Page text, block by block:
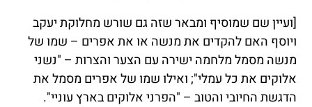
[ועיין שם שמוסיף ומבאר שזה גם שורש מחלוקת יעקב
ויוסף האם להקדים את מנשה או את אפרים – שמו של
מנשה מסמל מלחמה ישירה עם הצער והצרות – "נשני
אלוקים את כל עמלי"; ואילו שמו של אפרים מסמל את
הדגשת החיובי והטוב – "הפרני אלוקים בארץ עוניי".